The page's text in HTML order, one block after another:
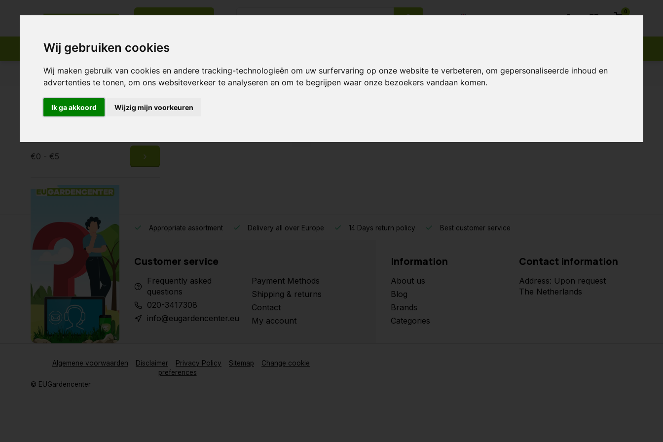
Wij gebruiken cookies
Wij maken gebruik van cookies en andere tracking-technologieën om uw surfervaring op onze website te verbeteren, om gepersonaliseerde inhoud en
advertenties te tonen, om ons websiteverkeer te analyseren en om te begrijpen waar onze bezoekers vandaan komen.
Ik ga akkoord Wijzig mijn voorkeuren
All categories Customer service
0
Appropriate assortment Delivery all over Europe 14 Days return policy Best customer service
Home Brands f-max
Price
€0 - €5
Appropriate assortment Delivery all over Europe 14 Days return policy Best customer service
Customer service
Frequently asked
questions
020-3417308
info@eugardencenter.eu
Payment Methods
Shipping & returns
Contact
My account
Information
About us
Blog
Brands
Categories
Contact information
Address: Upon request
The Netherlands
Algemene voorwaarden Disclaimer Privacy Policy Sitemap
Change cookie
preferences
© EUGardencenter